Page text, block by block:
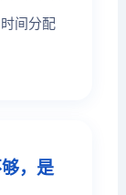
间分配
，是